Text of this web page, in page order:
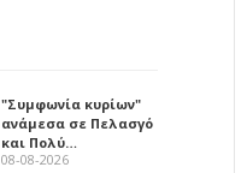
"Συμφωνία κυρίων"
ανάμεσα σε Πελασγό
και Πολύ…
08-08-2026